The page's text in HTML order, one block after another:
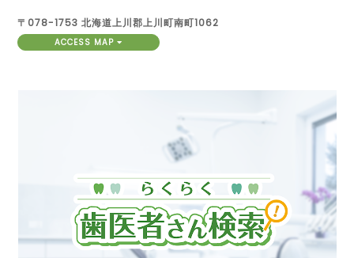
〒078-1753 北海道上川郡上川町南町1062
ACCESS MAP